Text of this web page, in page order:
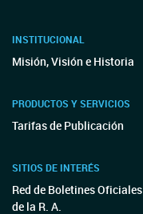
INSTITUCIONAL
Misión, Visión e Historia
PRODUCTOS Y SERVICIOS
Tarifas de Publicación
SITIOS DE INTERÉS
Red de Boletines Oficiales
de la R. A.